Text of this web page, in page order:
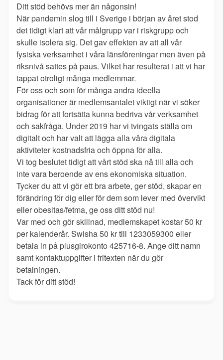
Ditt stöd behövs mer än någonsin!
När pandemin slog till i Sverige i början av året stod
det tidigt klart att vår målgrupp var i riskgrupp och
skulle isolera sig. Det gav effekten av att all vår
fysiska verksamhet i våra länsföreningar men även på
riksnivå sattes på paus. Vilket har resulterat i att vi har
tappat otroligt många medlemmar.
För oss och som för många andra ideella
organisationer är medlemsantalet viktigt när vi söker
bidrag för att fortsätta kunna bedriva vår verksamhet
och sakfråga. Under 2019 har vi tvingats ställa om
digitalt och har valt att lägga alla våra digitala
aktiviteter kostnadsfria och öppna för alla.
Vi tog beslutet tidigt att vårt stöd ska nå till alla och
inte vara beroende av ens ekonomiska situation.
Tycker du att vi gör ett bra arbete, ger stöd, skapar en
förändring för dig eller för dem som lever med övervikt
eller obesitas/fetma, ge oss ditt stöd nu!
Var med och gör skillnad, medlemskapet kostar 50 kr
per kalenderår. Swisha 50 kr till 1233059300 eller
betala in på plusgirokonto 425716-8. Ange ditt namn
samt kontaktuppgifter i fritexten när du gör
betalningen.
Tack för ditt stöd!